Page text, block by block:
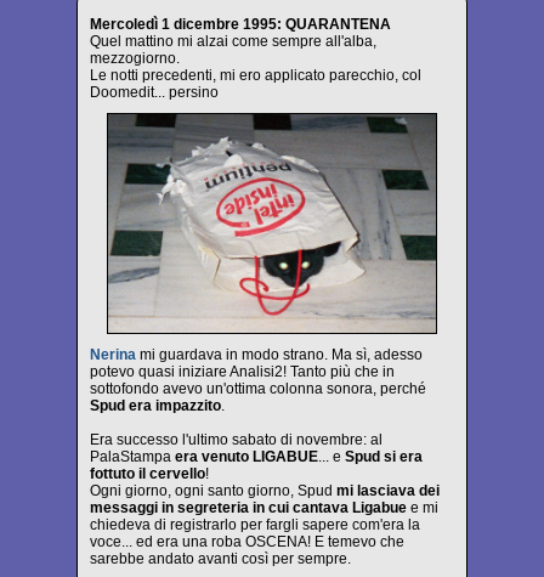
Mercoledì 1 dicembre 1995: QUARANTENA
Quel mattino mi alzai come sempre all'alba,
mezzogiorno.
Le notti precedenti, mi ero applicato parecchio, col
Doomedit... persino
Nerina mi guardava in modo strano. Ma sì, adesso
potevo quasi iniziare Analisi2! Tanto più che in
sottofondo avevo un'ottima colonna sonora, perché
Spud era impazzito.
Era successo l'ultimo sabato di novembre: al
PalaStampa era venuto LIGABUE... e Spud si era
fottuto il cervello!
Ogni giorno, ogni santo giorno, Spud mi lasciava dei
messaggi in segreteria in cui cantava Ligabue e mi
chiedeva di registrarlo per fargli sapere com'era la
voce... ed era una roba OSCENA! E temevo che
sarebbe andato avanti così per sempre.